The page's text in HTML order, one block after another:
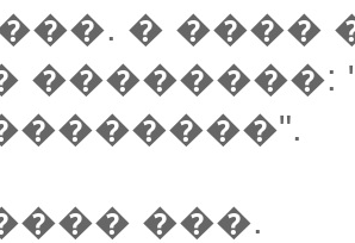
� ����
��������:
���.